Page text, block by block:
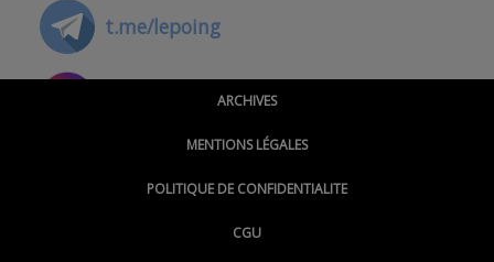
t.me/lepoing
@montpellierpoinginfo
@LePoingMontpellier
ARCHIVES
MENTIONS LÉGALES
POLITIQUE DE CONFIDENTIALITE
CGU